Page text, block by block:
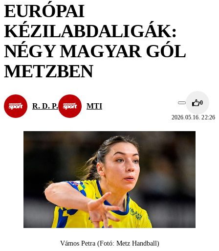
EURÓPAI
KÉZILABDALIGÁK:
NÉGY MAGYAR GÓL
METZBEN
R. D. P. MTI 0
2026.05.16. 22:26
Vámos Petra (Fotó: Metz Handball)